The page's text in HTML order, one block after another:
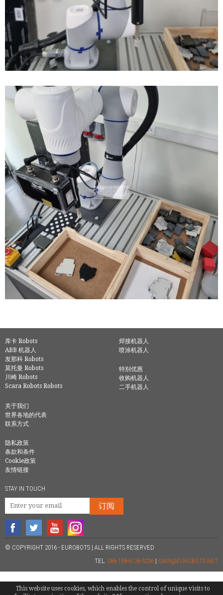
库卡 Robots
ABB 机器人
发那科 Robots
莫托曼 Robots
川崎 Robots
Scara Robots Robots
焊接机器人
喷涂机器人
特别优惠
收购机器人
二手机器人
关于我们
世界各地的代表
联系方式
隐私政策
条款和条件
Cookie政策
友情链接
STAY IN TOUCH
订阅
© COPYRIGHT 2016 - EUROBOTS | ALL RIGHTS RESERVED
TEL. 086-158-6136-5236 | QIAN@EUROBOTS.NET
This website uses cookies, which enables the control of unique visits to